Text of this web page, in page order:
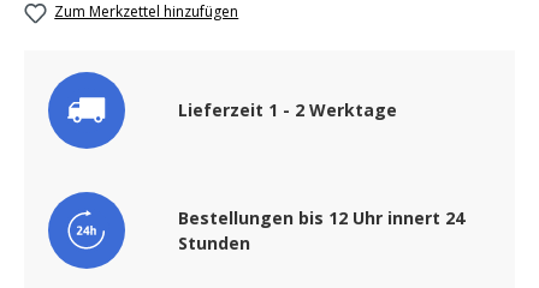
Zum Merkzettel hinzufügen
Lieferzeit 1 - 2 Werktage
Bestellungen bis 12 Uhr innert 24
Stunden